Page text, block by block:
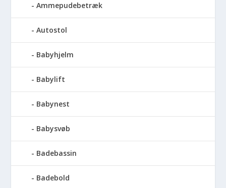
Ammepudebetræk
Autostol
Babyhjelm
Babylift
Babynest
Babysvøb
Badebassin
Badebold